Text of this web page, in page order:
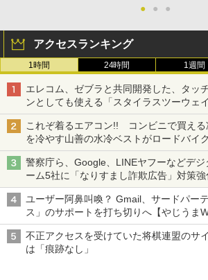
● ● ●
アクセスランキング
1時間 24時間 1週間
エレコム、ゼブラと共同開発した、タッ
ンとしても使える「スタイラスツーウェ
も、持ち替えずに書き込める
これぞ着るエアコン!! コンビニで買える
を冷やす山善の水冷ベストがロードバイ
ち・ざ・ろーど！その14】【空いた時間
警察庁ら、Google、LINEヤフーなどデ
ーム5社に「なりすまし詐欺広告」対策
真や映像を使った投資詐欺などへの対策
ユーザー阿鼻叫喚？ Gmail、サードパー
ス」のサポートを打ち切りへ【やじうま
不正アクセスを受けていた将棋連盟のサ
は「痕跡なし」